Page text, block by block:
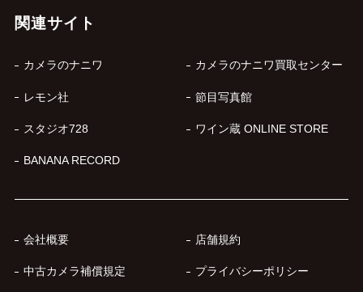
関連サイト
カメラのナニワ カメラのナニワ買取センター
レモン社 節目写真館
スタジオ728 ワイン蔵 ONLINE STORE
BANANA RECORD
会社概要 店舗規約
中古カメラ補償規定 プライバシーポリシー